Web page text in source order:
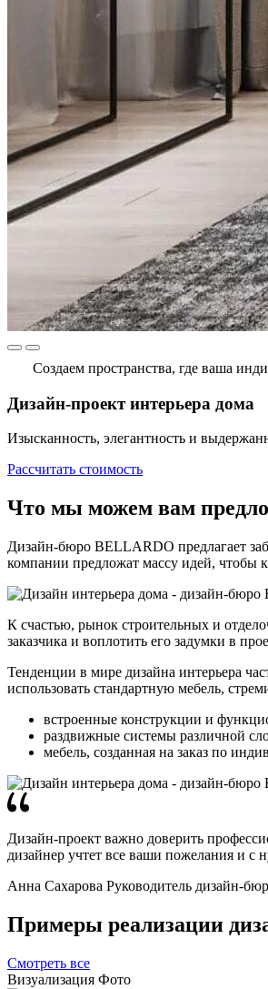
Создаем пространства, где ваша
Дизайн-проект интерьера дома
Изысканность, элегантность и
Рассчитать стоимость
Что мы можем вам
Дизайн-бюро BELLARDO предлагает
компании предложат массу идей, чтобы
К счастью, рынок строительных и
заказчика и воплотить его задумки в
Тенденции в мире дизайна интерьера
использовать стандартную мебель,
встроенные конструкции и
раздвижные системы различной
мебель, созданная на заказ по
Дизайн-проект важно доверить
дизайнер учтет все ваши пожелания и с
Анна Сахарова Руководитель дизайн-
Примеры реализации
Смотреть все
Визуализация Фото